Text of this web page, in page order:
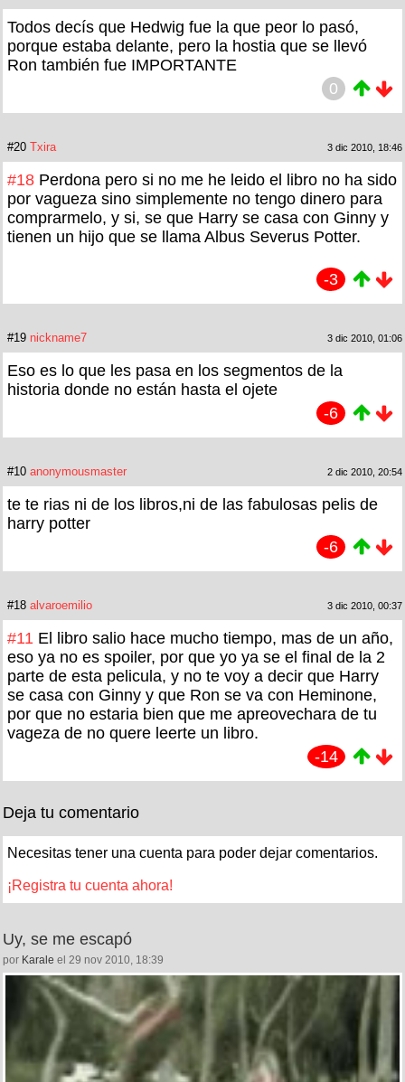
Todos decís que Hedwig fue la que peor lo pasó,
porque estaba delante, pero la hostia que se llevó
Ron también fue IMPORTANTE
0
#20 Txira 3 dic 2010, 18:46
#18 Perdona pero si no me he leido el libro no ha sido
por vagueza sino simplemente no tengo dinero para
comprarmelo, y si, se que Harry se casa con Ginny y
tienen un hijo que se llama Albus Severus Potter.
-3
#19 nickname7 3 dic 2010, 01:06
Eso es lo que les pasa en los segmentos de la
historia donde no están hasta el ojete
-6
#10 anonymousmaster 2 dic 2010, 20:54
te te rias ni de los libros,ni de las fabulosas pelis de
harry potter
-6
#18 alvaroemilio 3 dic 2010, 00:37
#11 El libro salio hace mucho tiempo, mas de un año,
eso ya no es spoiler, por que yo ya se el final de la 2
parte de esta pelicula, y no te voy a decir que Harry
se casa con Ginny y que Ron se va con Heminone,
por que no estaria bien que me apreovechara de tu
vageza de no quere leerte un libro.
-14
Deja tu comentario
Necesitas tener una cuenta para poder dejar comentarios.
¡Registra tu cuenta ahora!
Uy, se me escapó
por Karale el 29 nov 2010, 18:39